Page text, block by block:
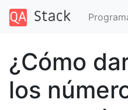
¿Cómo
los